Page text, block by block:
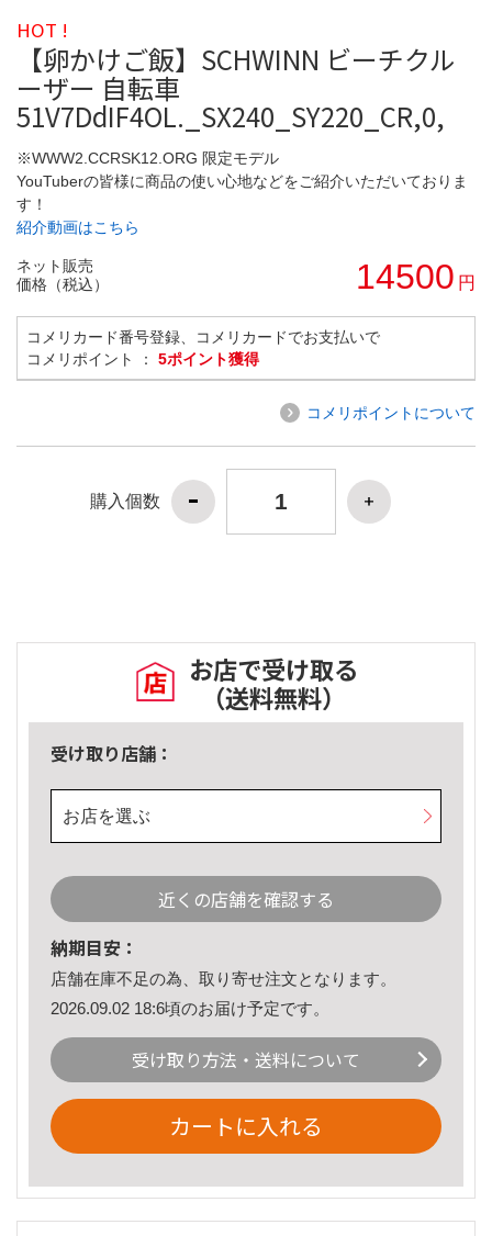
HOT !
【卵かけご飯】SCHWINN ビーチクル
ーザー 自転車
51V7DdIF4OL._SX240_SY220_CR,0,
※WWW2.CCRSK12.ORG 限定モデル
YouTuberの皆様に商品の使い心地などをご紹介いただいておりま
す！
紹介動画はこちら
ネット販売
価格（税込）
14500 円
コメリカード番号登録、コメリカードでお支払いで
コメリポイント ： 5ポイント獲得
コメリポイントについて
購入個数
お店で受け取る
（送料無料）
受け取り店舗：
お店を選ぶ
近くの店舗を確認する
納期目安：
店舗在庫不足の為、取り寄せ注文となります。
2026.09.02 18:6頃のお届け予定です。
受け取り方法・送料について
カートに入れる